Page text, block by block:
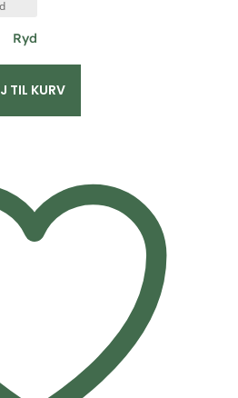
Ryd
TIL KURV